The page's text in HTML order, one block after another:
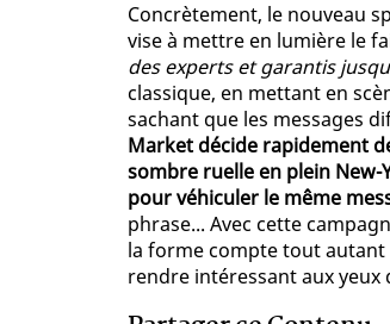
Concrètement, le nouveau
vise à mettre en lumière le
des experts et garantis
classique, en mettant en
sachant que les messages
Market décide rapidement
sombre ruelle en plein
pour véhiculer le même
phrase... Avec cette
la forme compte tout
rendre intéressant aux yeux